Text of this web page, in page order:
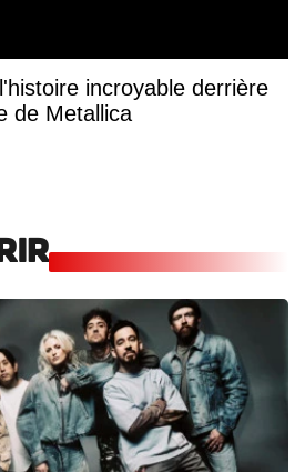
incroyable derrière
de Metallica